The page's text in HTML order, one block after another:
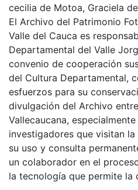
cecilia de Motoa, Graciela
El Archivo del Patrimonio
Valle del Cauca es
Departamental del Valle
convenio de cooperación
del Cultura Departamental,
esfuerzos para su
divulgación del Archivo
Vallecaucana,
investigadores que visitan
su uso y consulta
un colaborador en el
la tecnología que permite la